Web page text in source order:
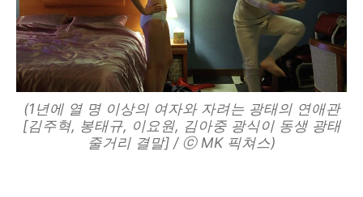
(1년에 열 명 이상의 여자와 자려는 광태의 연애관
[김주혁, 봉태규, 이요원, 김아중 광식이 동생 광태
줄거리 결말] / ⓒ MK 픽쳐스)